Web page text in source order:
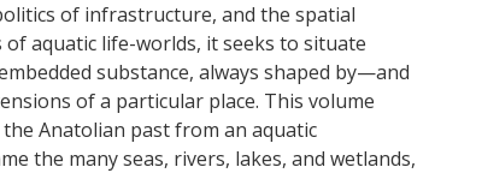
of infrastructure, and the spatial
aquatic life-worlds, it seeks to situate
substance, always shaped by—and
of a particular place. This volume
Anatolian past from an aquatic
the many seas, rivers, lakes, and wetlands,